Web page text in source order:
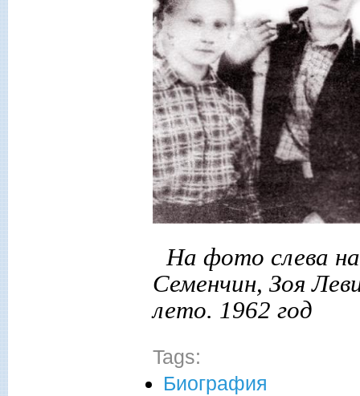
На фото слева
Семенчин, Зоя
лето. 1962 год
Tags:
Биография